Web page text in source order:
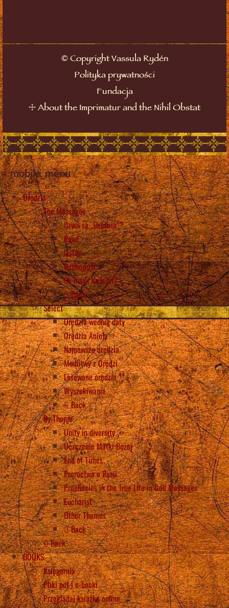
©Copyright Vassula Rydén
Polityka prywatności
Fundacja
☩ About the Imprimatur and the Nihil Obstat
mobile_menu
Orędzia
The Messages
Czym są „Orędzia”?
Read
Listen
Duchowość
Co mówi Kościół?
Back
Select
Orędzia według daty
Orędzia Anioła
Najnowsze orędzia
Modlitwy z Orędzi
Losowane orędzie
Wyszukiwanie
Back
By Theme
Unity in diversity
Uczczenie Matki Bożej
End of Times
Proroctwa o Rosji
Prophecies in the True Life in God Messages
Eucharist
Other Themes
Back
Back
BOOKS
Księgarnia
Pliki pdf i e-booki
Przeglądaj książkę online